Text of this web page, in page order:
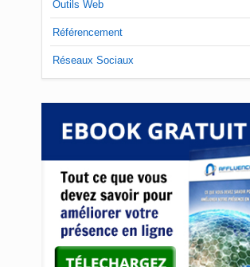
Outils Web
Référencement
Réseaux Sociaux